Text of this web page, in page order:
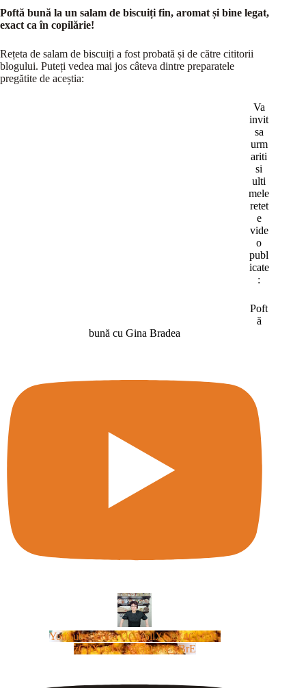
Poftă bună la un salam de biscuiți fin, aromat și bine legat,
exact ca în copilărie!
Rețeta de salam de biscuiți a fost probată și de către cititorii
blogului. Puteți vedea mai jos câteva dintre preparatele
pregătite de aceștia:
Va
invit
sa
urm
ariti
si
ulti
mele
retet
e
vide
o
publ
icate
:
Poft
ă
bună cu Gina Bradea
YouTube Video UCm5llXSLY4CyCX-
zC8XosTw_huaQwN_rBrE